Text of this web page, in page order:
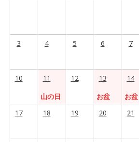
3 4 5 6 7
10
11
山の日
12
13
お盆
14
お盆
17
18 19 20 21